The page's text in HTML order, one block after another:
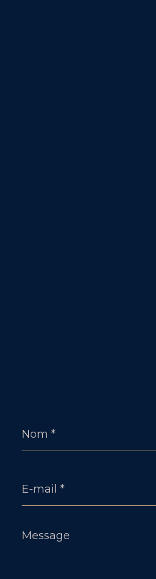
*
mail
*
Message
*